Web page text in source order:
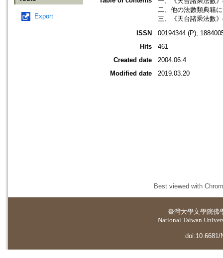
Export
二、他の法數類典籍
三、《天台諸乘法數
ISSN
00194344 (P);
Hits
461
Created date
2004.06.4
Modified date
2019.03.20
Best viewed with
臺灣大學文學院佛
National Taiwan
doi:10.6681/